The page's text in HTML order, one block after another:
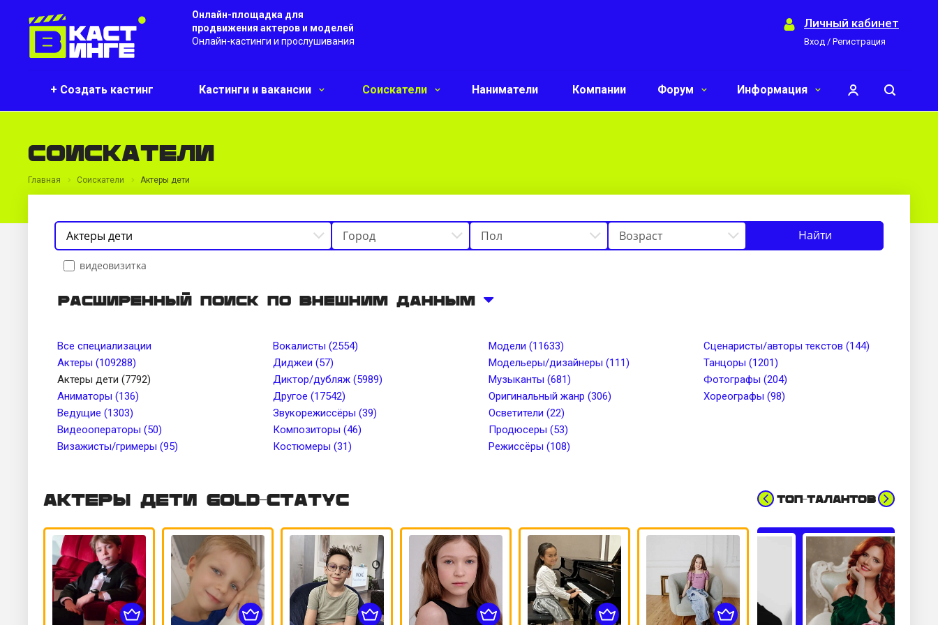
Онлайн-площадка для
продвижения актеров и моделей
Онлайн-кастинги и прослушивания
Личный кабинет
Вход / Регистрация
+ Создать кастинг Кастинги и вакансии Соискатели Наниматели Компании Форум Информация
Соискатели
Главная Соискатели Актеры дети
Найти
видеовизитка
Расширенный поиск по внешним данным
Цвет глаз Тембр голоса Длина волос Цвет волос
Цвет кожи Татуировки Пирсинг
Все специализации
Актеры (109288)
Актеры дети (7792)
Аниматоры (136)
Ведущие (1303)
Видеооператоры (50)
Визажисты/гримеры (95)
Вокалисты (2554)
Диджеи (57)
Диктор/дубляж (5989)
Другое (17542)
Звукорежиссёры (39)
Композиторы (46)
Костюмеры (31)
Модели (11633)
Модельеры/дизайнеры (111)
Музыканты (681)
Оригинальный жанр (306)
Осветители (22)
Продюсеры (53)
Режиссёры (108)
Сценаристы/авторы текстов (144)
Танцоры (1201)
Фотографы (204)
Хореографы (98)
Актеры дети Gold-статус Топ-талантов